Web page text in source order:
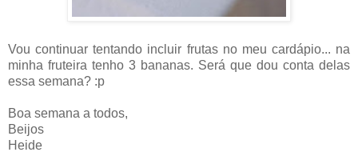
Vou continuar tentando incluir frutas no meu cardápio... na
minha fruteira tenho 3 bananas. Será que dou conta delas
essa semana? :p
Boa semana a todos,
Beijos
Heide